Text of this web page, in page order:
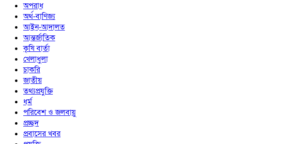
অপরাধ
অর্থ-বাণিজ্য
আইন-আদালত
আন্তর্জাতিক
কৃষি বার্তা
খেলাধুলা
চাকরি
জাতীয়
তথ্যপ্রযুক্তি
ধর্ম
পরিবেশ ও জলবায়ু
প্রচ্ছদ
প্রবাসের খবর